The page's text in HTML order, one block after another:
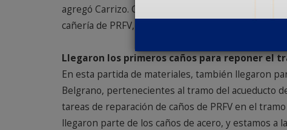
agregó Carrizo. Cabe aclarar, que la cañería
cañería de PRFV, PEAD, PVC y acero en varios
Llegaron los primeros caños para reponer el
En esta partida de materiales, también llegaron
Belgrano, pertenecientes al tramo del acueducto
tareas de reparación de caños de PRFV en el
llegaron parte de los caños de acero, y estamos a